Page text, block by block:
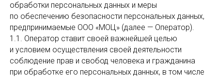
обработки персональных данных и меры
по обеспечению безопасности персональных данных,
предпринимаемые ООО «МОЦ» (далее — Оператор).
1.1. Оператор ставит своей важнейшей целью
и условием осуществления своей деятельности
соблюдение прав и свобод человека и гражданина
при обработке его персональных данных, в том числе